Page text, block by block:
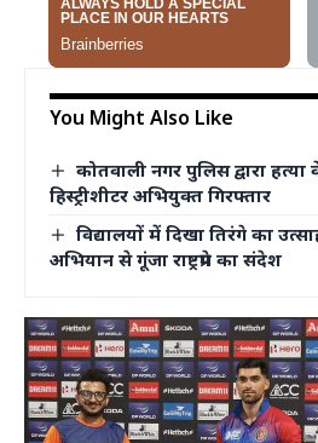
You Might Also Like
कोतवाली नगर पुलिस द्वारा हत्या
हिस्ट्रीशीटर अभियुक्त गिरफ्तार
विद्यालयों में दिखा तिरंगे का
अभियान से गूंजा राष्ट्रप्रेम का संदेश